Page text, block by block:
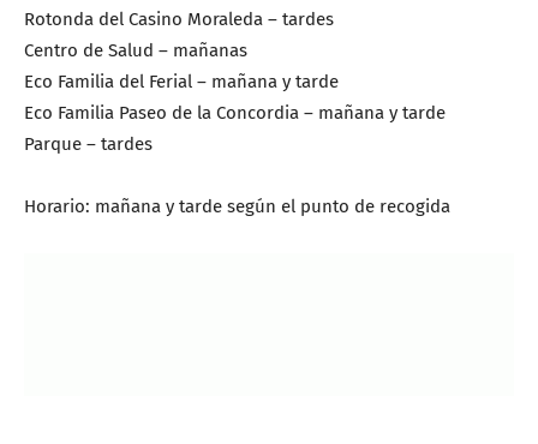
Rotonda del Casino Moraleda – tardes
Centro de Salud – mañanas
Eco Familia del Ferial – mañana y tarde
Eco Familia Paseo de la Concordia – mañana y tarde
Parque – tardes
Horario: mañana y tarde según el punto de recogida